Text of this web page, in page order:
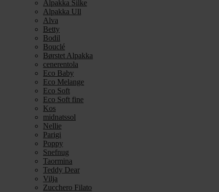
Alpakka Silke
Alpakka Ull
Alva
Betty
Bodil
Bouclé
Børstet Alpakka
cenerentola
Eco Baby
Eco Melange
Eco Soft
Eco Soft fine
Kos
midnatssol
Nellie
Parigi
Poppy
Snefnug
Taormina
Teddy Dear
Vilja
Zucchero Filato